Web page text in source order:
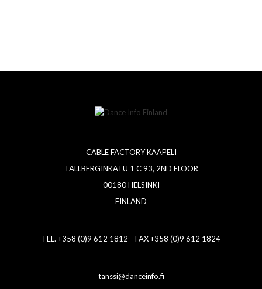
CABLE FACTORY KAAPELI
TALLBERGINKATU 1 C 93, 2ND FLOOR
00180 HELSINKI
FINLAND
TEL. +358 (0)9 612 1812 FAX +358 (0)9 612 1824
tanssi@danceinfo.fi